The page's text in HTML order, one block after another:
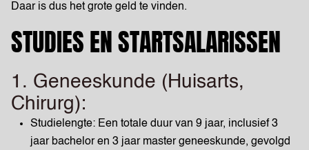
Daar is dus het grote geld te vinden.
STUDIES EN STARTSALARISSEN
1. Geneeskunde (Huisarts,
Chirurg):
Studielengte: Een totale duur van 9 jaar, inclusief 3
jaar bachelor en 3 jaar master geneeskunde, gevolgd